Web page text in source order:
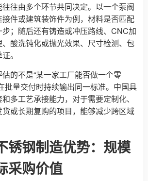
往由多个环节共同决定。以一个泵阀
件或建筑装饰件为例，材料是否匹配
；随后还有铸造或冲压路线、CNC加
酸洗钝化或抛光效果、尺寸检测、包
。
的不是“某一家工厂能否做一个零
批量交付时持续输出同一标准。中国具
多工艺承接能力，对于需要定制化、
或长期复购的项目，能够减少跨区域
锈钢制造优势：规模
采购价值